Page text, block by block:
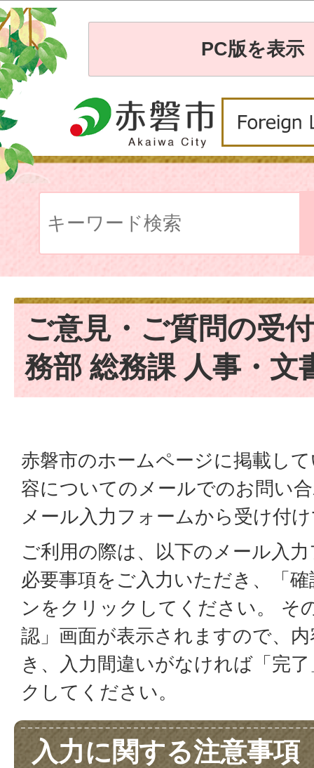
PC版を表示
ご意見・ご質問の受
務部 総務課 人事・文
赤磐市のホームページに掲載し
容についてのメールでのお問い
メール入力フォームから受け付
ご利用の際は、以下のメール入
必要事項をご入力いただき、「
ンをクリックしてください。 そ
認」画面が表示されますので、
き、入力間違いがなければ「完
クしてください。
入力に関する注意事項